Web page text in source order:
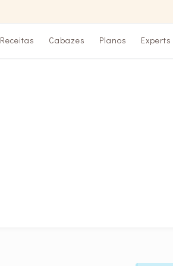
Receitas Cabazes Planos Experts